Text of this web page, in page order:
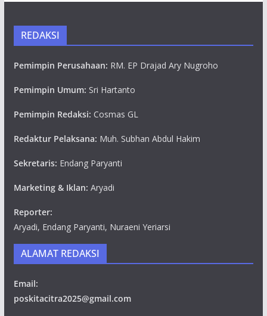
REDAKSI
Pemimpin Perusahaan: RM. EP Drajad Ary Nugroho
Pemimpin Umum: Sri Hartanto
Pemimpin Redaksi: Cosmas GL
Redaktur Pelaksana: Muh. Subhan Abdul Hakim
Sekretaris: Endang Paryanti
Marketing & Iklan: Aryadi
Reporter:
Aryadi, Endang Paryanti, Nuraeni Yeriarsi
ALAMAT REDAKSI
Email:
poskitacitra2025@gmail.com